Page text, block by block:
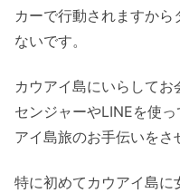
カーで行動されますか
ないです。
カウアイ島にいらして
センジャーやLINEを使
アイ島旅のお手伝いをさ
特に初めてカウアイ島に